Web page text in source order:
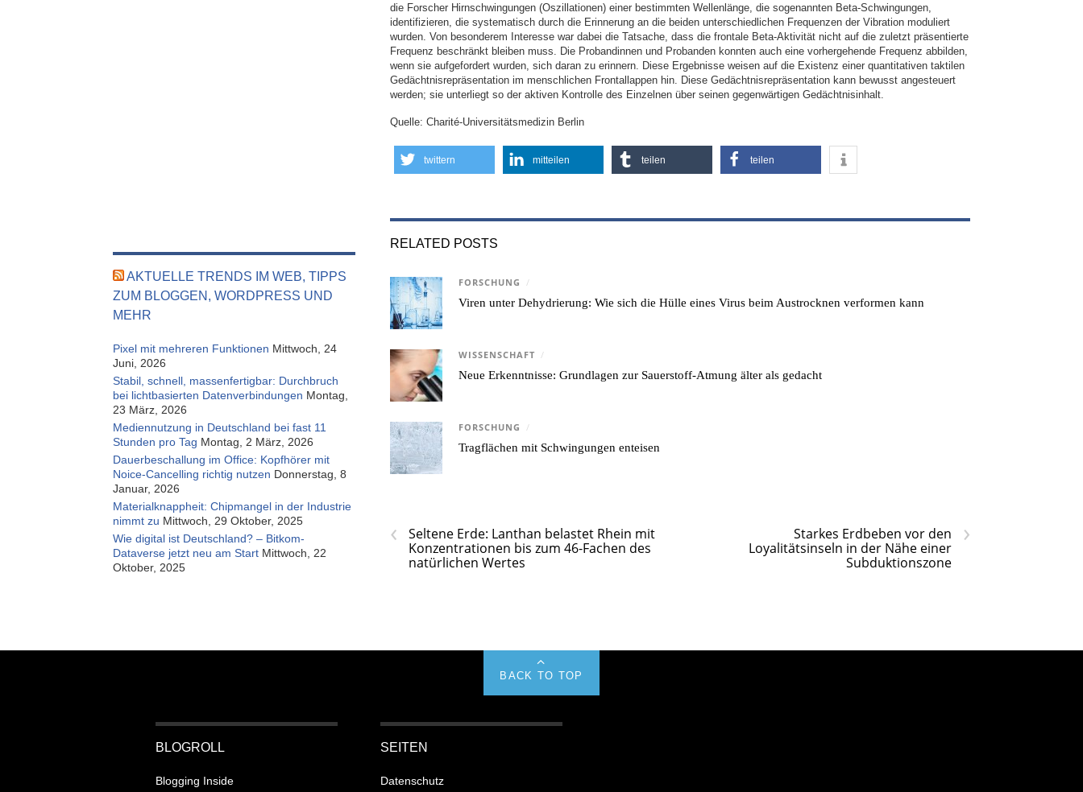
die Forscher Hirnschwingungen (Oszillationen) einer bestimmten Wellenlänge, die sogenannten Beta-Schwingungen,
identifizieren, die systematisch durch die Erinnerung an die beiden unterschiedlichen Frequenzen der Vibration moduliert
wurden. Von besonderem Interesse war dabei die Tatsache, dass die frontale Beta-Aktivität nicht auf die zuletzt präsentierte
Frequenz beschränkt bleiben muss. Die Probandinnen und Probanden konnten auch eine vorhergehende Frequenz abbilden,
wenn sie aufgefordert wurden, sich daran zu erinnern. Diese Ergebnisse weisen auf die Existenz einer quantitativen taktilen
Gedächtnisrepräsentation im menschlichen Frontallappen hin. Diese Gedächtnisrepräsentation kann bewusst angesteuert
werden; sie unterliegt so der aktiven Kontrolle des Einzelnen über seinen gegenwärtigen Gedächtnisinhalt.
Quelle: Charité-Universitätsmedizin Berlin
twittern mitteilen teilen teilen
RELATED POSTS
FORSCHUNG /
Viren unter Dehydrierung: Wie sich die Hülle eines Virus beim Austrocknen verformen kann
WISSENSCHAFT /
Neue Erkenntnisse: Grundlagen zur Sauerstoff-Atmung älter als gedacht
FORSCHUNG /
Tragflächen mit Schwingungen enteisen
‹
Seltene Erde: Lanthan belastet Rhein mit
Konzentrationen bis zum 46-Fachen des
natürlichen Wertes
›
Starkes Erdbeben vor den
Loyalitätsinseln in der Nähe einer
Subduktionszone
AKTUELLE TRENDS IM WEB, TIPPS
ZUM BLOGGEN, WORDPRESS UND
MEHR
Pixel mit mehreren Funktionen Mittwoch, 24
Juni, 2026
Stabil, schnell, massenfertigbar: Durchbruch
bei lichtbasierten Datenverbindungen Montag,
23 März, 2026
Mediennutzung in Deutschland bei fast 11
Stunden pro Tag Montag, 2 März, 2026
Dauerbeschallung im Office: Kopfhörer mit
Noice-Cancelling richtig nutzen Donnerstag, 8
Januar, 2026
Materialknappheit: Chipmangel in der Industrie
nimmt zu Mittwoch, 29 Oktober, 2025
Wie digital ist Deutschland? – Bitkom-
Dataverse jetzt neu am Start Mittwoch, 22
Oktober, 2025
BACK TO TOP
BLOGROLL
Blogging Inside
SEITEN
Datenschutz